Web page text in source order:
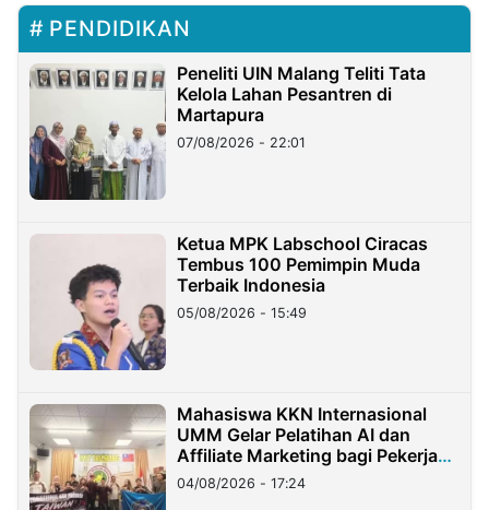
PENDIDIKAN
Peneliti UIN Malang Teliti Tata
Kelola Lahan Pesantren di
Martapura
07/08/2026 - 22:01
Ketua MPK Labschool Ciracas
Tembus 100 Pemimpin Muda
Terbaik Indonesia
05/08/2026 - 15:49
Mahasiswa KKN Internasional
UMM Gelar Pelatihan AI dan
Affiliate Marketing bagi Pekerja
Migran Indonesia di Taiwan
04/08/2026 - 17:24